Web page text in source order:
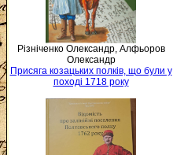
Різніченко Олександр, Алфьоров
Олександр
Присяга козацьких полків, що були у
поході 1718 року